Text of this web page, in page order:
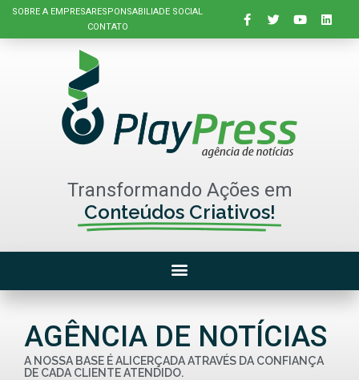
SOBRE A EMPRESARESPONSABILIADE SOCIAL
CONTATO
Transformando Ações em
Conteúdos Criativos!
AGÊNCIA DE NOTÍCIAS
A NOSSA BASE É ALICERÇADA ATRAVÉS DA CONFIANÇA
DE CADA CLIENTE ATENDIDO.